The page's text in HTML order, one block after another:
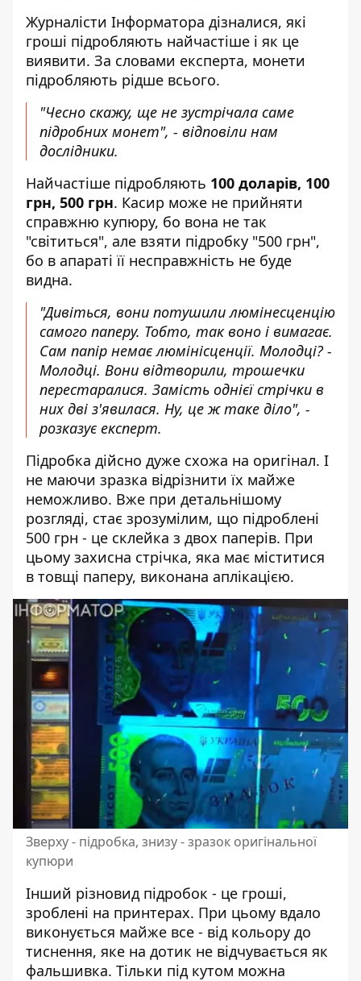
Журналісти Інформатора дізналися, які
гроші підробляють найчастіше і як це
виявити. За словами експерта, монети
підробляють рідше всього.
"Чесно скажу, ще не зустрічала саме
підробних монет", - відповіли нам
дослідники.
Найчастіше підробляють 100 доларів, 100
грн, 500 грн. Касир може не прийняти
справжню купюру, бо вона не так
"світиться", але взяти підробку "500 грн",
бо в апараті її несправжність не буде
видна.
"Дивіться, вони потушили люмінесценцію
самого паперу. Тобто, так воно і вимагає.
Сам папір немає люмінісценції. Молодці? -
Молодці. Вони відтворили, трошечки
перестаралися. Замість однієї стрічки в
них дві з'явилася. Ну, це ж таке діло", -
розказує експерт.
Підробка дійсно дуже схожа на оригінал. І
не маючи зразка відрізнити їх майже
неможливо. Вже при детальнішому
розгляді, стає зрозумілим, що підроблені
500 грн - це склейка з двох паперів. При
цьому захисна стрічка, яка має міститися
в товщі паперу, виконана аплікацією.
Зверху - підробка, знизу - зразок оригінальної
купюри
Інший різновид підробок - це гроші,
зроблені на принтерах. При цьому вдало
виконується майже все - від кольору до
тиснення, яке на дотик не відчувається як
фальшивка. Тільки під кутом можна